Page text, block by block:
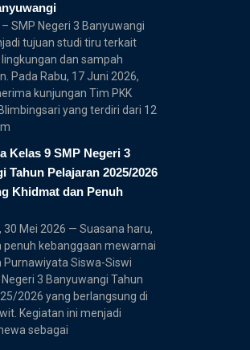
SMP Negeri 3 Banyuwangi
tujuan studi tiru terkait
dan sampah
Pada Rabu, 17 Juni 2026,
kunjungan Tim PKK
yang terdiri dari 12
Kelas 9 SMP Negeri 3
Tahun Pelajaran 2025/2026
Khidmat dan Penuh
30 Mei 2026 — Suasana haru,
penuh kebanggaan mewarnai
Purnawiyata Siswa-Siswi
Negeri 3 Banyuwangi Tahun
2026 yang berlangsung di
Kegiatan ini menjadi
sebagai